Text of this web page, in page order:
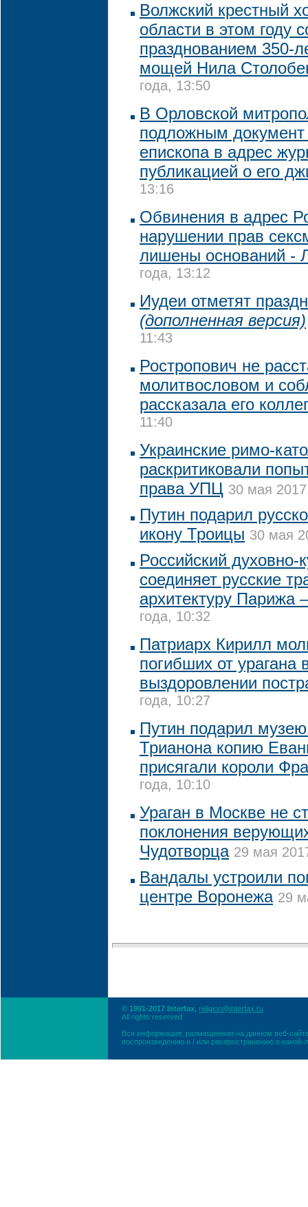
Волжский крестный
области в этом году
празднованием 350-
мощей Нила
года, 13:50
В Орловской
подложным документ
епископа в адрес
публикацией о его
13:16
Обвинения в адрес
нарушении прав
лишены оснований -
года, 13:12
Иудеи отметят
(дополненная версия)
11:43
Ростропович не
молитвословом и
рассказала его
11:40
Украинские римо-
раскритиковали
права УПЦ 30 мая
Путин подарил
икону Троицы 30 мая
Российский духовно-
соединяет русские
архитектуру Парижа
года, 10:32
Патриарх Кирилл
погибших от урагана
выздоровлении
года, 10:27
Путин подарил
Трианона копию
присягали короли
года, 10:10
Ураган в Москве не
поклонения
Чудотворца 29 мая
Вандалы устроили
центре Воронежа 29
© 1991-2017 Interfax, religion@interfax.ru
All rights reserved
Вся информация, размещенная на данном веб-
воспроизведению и / или распространению в